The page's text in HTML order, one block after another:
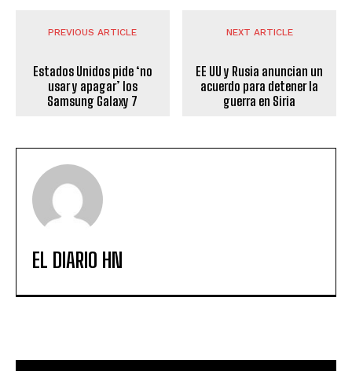
PREVIOUS ARTICLE
Estados Unidos pide ‘no
usar y apagar’ los
Samsung Galaxy 7
NEXT ARTICLE
EE UU y Rusia anuncian un
acuerdo para detener la
guerra en Siria
EL DIARIO HN